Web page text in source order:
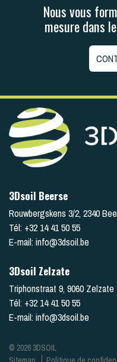
Nous vous
mesure dans
3Dsoil Beerse
Rouwbergskens 3/2, 2340
Tél: +32 14 41 50 55
E-mail: info@3dsoil.be
3Dsoil Zelzate
Triphonstraat 9, 9060 Zelzate
Tél: +32 14 41 50 55
E-mail: info@3dsoil.be
© 2026 3DSOIL